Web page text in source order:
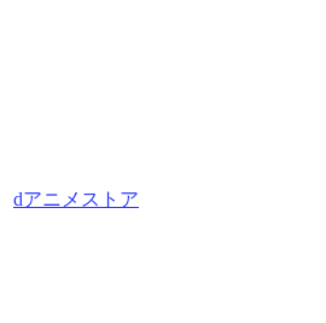
dアニメストア